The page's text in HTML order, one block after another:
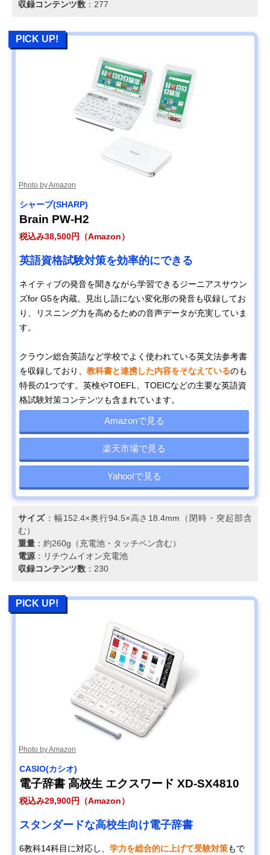
収録コンテンツ数 ：277
PICK UP!
Photo by Amazon
シャープ(SHARP)
Brain PW-H2
税込み38,500円（Amazon）
英語資格試験対策を効率的にできる
ネイティブの発音を聞きながら学習できるジーニアスサウン
ズfor G5を内蔵。見出し語にない変化形の発音も収録してお
り、リスニング力を高めるための音声データが充実していま
す。
クラウン総合英語など学校でよく使われている英文法参考書
を収録しており、 教科書と連携した内容をそなえているのも
特長の1つです。英検やTOEFL、TOEICなどの主要な英語資
格試験対策コンテンツも含まれています。
Amazonで見る
楽天市場で見る
Yahoo!で見る
サイズ：幅152.4×奥行94.5×高さ18.4mm（閉時・突起部含
む）
重量 ：約260g（充電池・タッチペン含む）
電源 ：リチウムイオン充電池
収録コンテンツ数 ：230
PICK UP!
Photo by Amazon
CASIO(カシオ)
電子辞書 高校生 エクスワード XD-SX4810
税込み29,900円（Amazon）
スタンダードな高校生向け電子辞書
6教科14科目に対応し、 学力を総合的に上げて受験対策もで